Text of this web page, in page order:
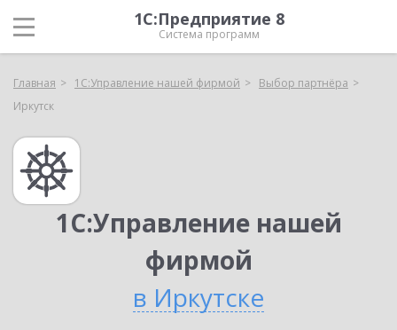
1С:Предприятие 8
Система программ
Главная 1С:Управление нашей фирмой
Выбор партнёра
Иркутск
1С:Управление нашей
фирмой
в Иркутске